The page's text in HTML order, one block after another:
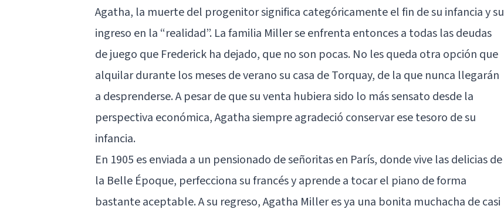
Agatha, la muerte del progenitor significa categóricamente el fin de su infancia y su
ingreso en la “realidad”. La familia Miller se enfrenta entonces a todas las deudas
de juego que Frederick ha dejado, que no son pocas. No les queda otra opción que
alquilar durante los meses de verano su casa de Torquay, de la que nunca llegarán
a desprenderse. A pesar de que su venta hubiera sido lo más sensato desde la
perspectiva económica, Agatha siempre agradeció conservar ese tesoro de su
infancia.
En 1905 es enviada a un pensionado de señoritas en París, donde vive las delicias de
la Belle Époque, perfecciona su francés y aprende a tocar el piano de forma
bastante aceptable. A su regreso, Agatha Miller es ya una bonita muchacha de casi